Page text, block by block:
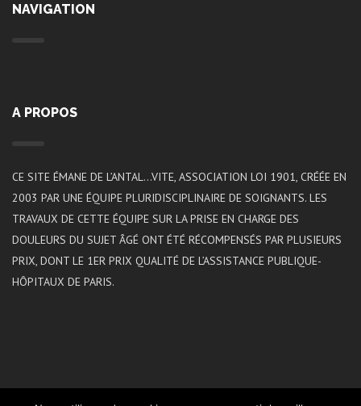
NAVIGATION
A PROPOS
CE SITE ÉMANE DE L’ANTAL…VITE, ASSOCIATION LOI 1901, CRÉÉE EN
2003 PAR UNE ÉQUIPE PLURIDISCIPLINAIRE DE SOIGNANTS. LES
TRAVAUX DE CETTE ÉQUIPE SUR LA PRISE EN CHARGE DES
DOULEURS DU SUJET ÂGÉ ONT ÉTÉ RÉCOMPENSÉS PAR PLUSIEURS
PRIX, DONT LE 1ER PRIX QUALITÉ DE L’ASSISTANCE PUBLIQUE-
HÔPITAUX DE PARIS.